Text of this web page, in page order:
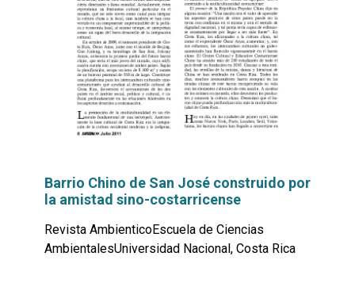
Barrio Chino de San José construido por
la amistad sino-costarricense
Revista AmbienticoEscuela de Ciencias
AmbientalesUniversidad Nacional, Costa Rica